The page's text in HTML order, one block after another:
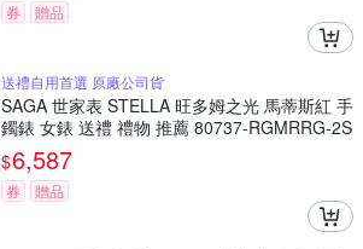
券 贈品
送禮自用首選 原廠公司貨
SAGA 世家表 STELLA 旺多姆之光 馬蒂斯紅 手
鐲錶 女錶 送禮 禮物 推薦 80737-RGMRRG-2S
$6,587
券 贈品